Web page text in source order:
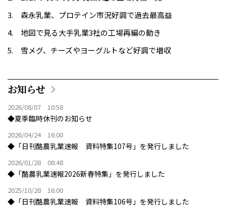
森永乳業、プロテイン市況好調で過去最高益
地図で見る大手乳業3社の工場再編の動き
雪メグ、チーズやヨーグルトなど好調で増収
お知らせ
2026/08/07 10:58
◆夏季臨時休刊のお知らせ
2026/04/24 16:00
◆「日刊酪農乳業速報 資料特集107号」を発行しました
2026/01/28 08:48
◆「酪農乳業速報2026新春特集」を発行しました
2025/10/28 16:00
◆「日刊酪農乳業速報 資料特集106号」を発行しました